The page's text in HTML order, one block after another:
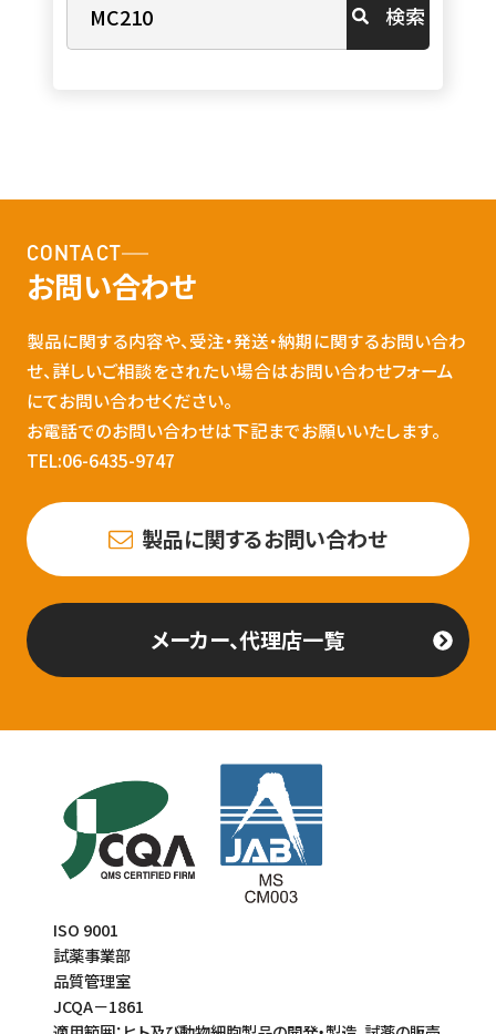
検索
CONTACT
お問い合わせ
製品に関する内容や、受注・発送・納期に関するお問い合わ
せ、詳しいご相談をされたい場合はお問い合わせフォーム
にてお問い合わせください。
お電話でのお問い合わせは下記までお願いいたします。
TEL:06-6435-9747
製品に関するお問い合わせ
メーカー、代理店一覧
ISO 9001
試薬事業部
品質管理室
JCQA－1861